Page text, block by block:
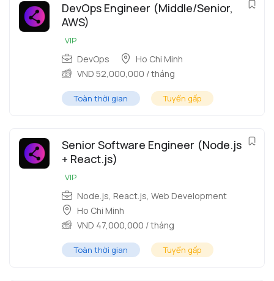
DevOps Engineer (Middle/Senior,
AWS)
VIP
DevOps
Ho Chi Minh
VND 52,000,000 / tháng
Toàn thời gian Tuyển gấp
Senior Software Engineer (Node.js
+ React.js)
VIP
Node.js, React.js, Web Development
Ho Chi Minh
VND 47,000,000 / tháng
Toàn thời gian Tuyển gấp